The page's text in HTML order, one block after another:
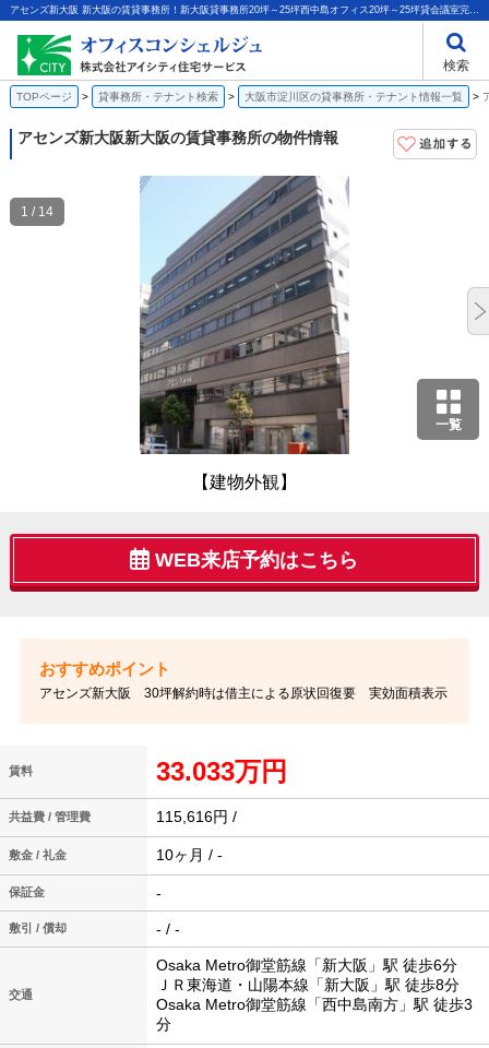
検索
アセンズ新大阪 新大阪の賃貸事務所！新大阪貸事務所20坪～25坪西中島オフィス20坪～25坪貸会議室完備ＯＡフロア相談個別空調｜株式会社アイシティ住宅サービス
TOPページ 貸事務所・テナント検索 大阪市淀川区の貸事務所・テナント情報一覧
アセンズ新大阪新大阪の賃貸事務所の物件情報
一覧
【建物外観】
1 / 14
WEB来店予約はこちら
アセンズ新大阪 30坪解約時は借主による原状回復要 実効面積表示
賃料 33.033万円
共益費 / 管理費 115,616円 /
敷金 / 礼金 10ヶ月 / -
保証金 -
敷引 / 償却 - / -
交通
Osaka Metro御堂筋線「新大阪」駅 徒歩6分
ＪＲ東海道・山陽本線「新大阪」駅 徒歩8分
Osaka Metro御堂筋線「西中島南方」駅 徒歩3
分